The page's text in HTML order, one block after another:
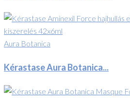
Aura Botanica
Kérastase Aura Botanica...